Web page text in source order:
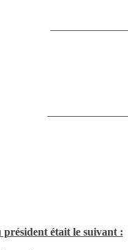
était le suivant :